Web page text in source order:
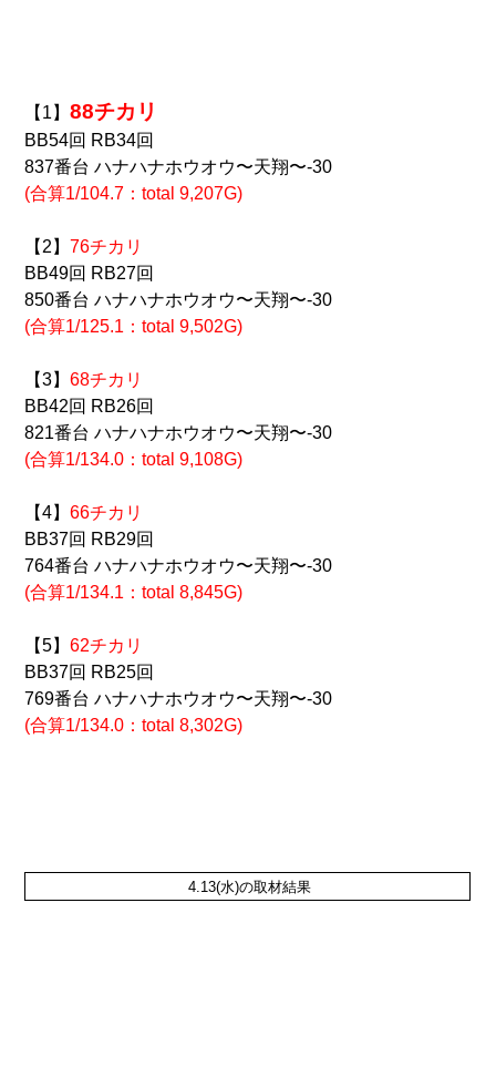
【1】88チカリ
BB54回 RB34回
837番台 ハナハナホウオウ〜天翔〜-30
(合算1/104.7：total 9,207G)
【2】76チカリ
BB49回 RB27回
850番台 ハナハナホウオウ〜天翔〜-30
(合算1/125.1：total 9,502G)
【3】68チカリ
BB42回 RB26回
821番台 ハナハナホウオウ〜天翔〜-30
(合算1/134.0 ：total 9,108G)
【4】66チカリ
BB37回 RB29回
764番台 ハナハナホウオウ〜天翔〜-30
(合算1/134.1：total 8,845G)
【5】62チカリ
BB37回 RB25回
769番台 ハナハナホウオウ〜天翔〜-30
(合算1/134.0：total 8,302G)
4.13(水)の取材結果